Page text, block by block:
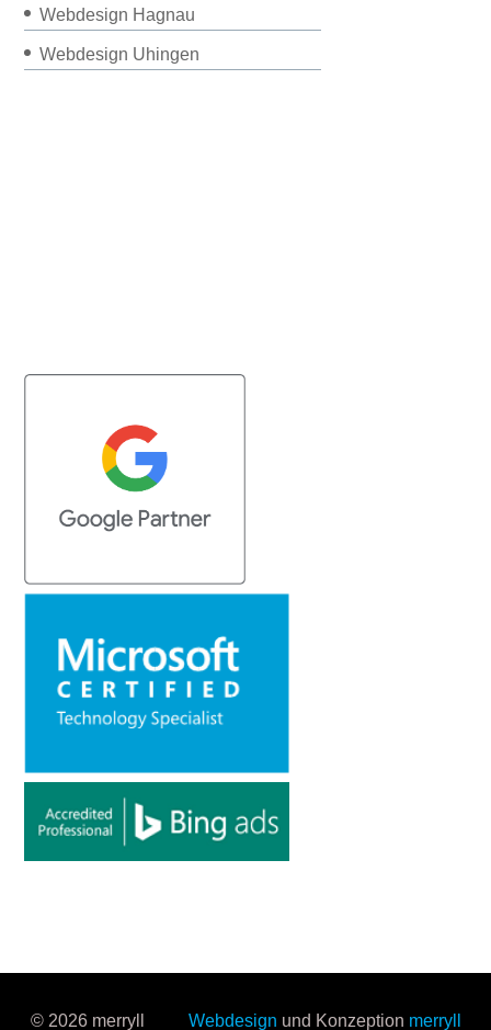
Webdesign Hagnau
Webdesign Uhingen
© 2026 merryll Webdesign und Konzeption merryll